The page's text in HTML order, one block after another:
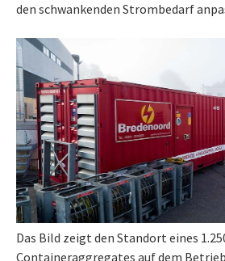
den schwankenden Strombedarf
Das Bild zeigt den Standort eines
Containeraggregates auf dem